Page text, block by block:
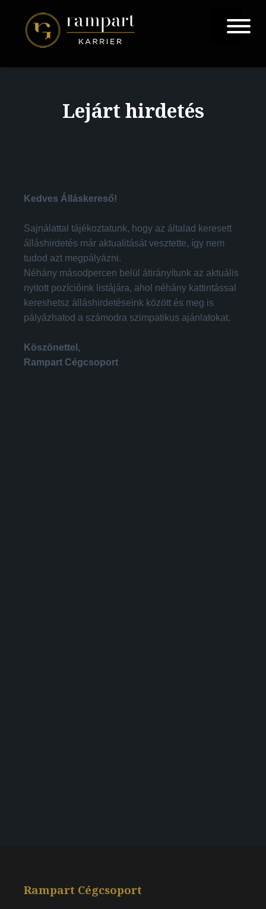
Lejárt hirdetés
Kedves Álláskereső!
Sajnálattal tájékoztatunk, hogy az általad keresett
álláshirdetés már aktualitását vesztette, így nem
tudod azt megpályázni.
Néhány másodpercen belül átirányítunk az aktuális
nyitott pozícióink listájára, ahol néhány kattintással
kereshetsz álláshirdetéseink között és meg is
pályázhatod a számodra szimpatikus ajánlatokat.
Köszönettel,
Rampart Cégcsoport
Rampart Cégcsoport